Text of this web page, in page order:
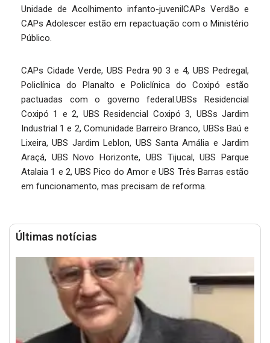
Unidade de Acolhimento infanto-juvenilCAPs Verdão e
CAPs Adolescer estão em repactuação com o Ministério
Público.
CAPs Cidade Verde, UBS Pedra 90 3 e 4, UBS Pedregal,
Policlínica do Planalto e Policlínica do Coxipó estão
pactuadas com o governo federal.UBSs Residencial
Coxipó 1 e 2, UBS Residencial Coxipó 3, UBSs Jardim
Industrial 1 e 2, Comunidade Barreiro Branco, UBSs Baú e
Lixeira, UBS Jardim Leblon, UBS Santa Amália e Jardim
Araçá, UBS Novo Horizonte, UBS Tijucal, UBS Parque
Atalaia 1 e 2, UBS Pico do Amor e UBS Três Barras estão
em funcionamento, mas precisam de reforma.
Últimas notícias